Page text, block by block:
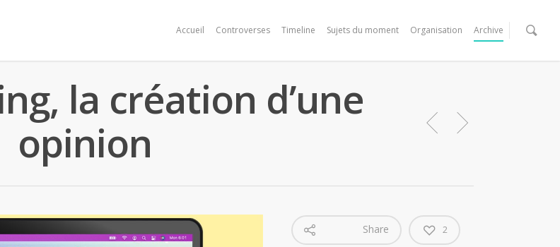
Accueil Controverses Timeline Sujets du moment Organisation Archive
la création d’une
opinion
Share 2